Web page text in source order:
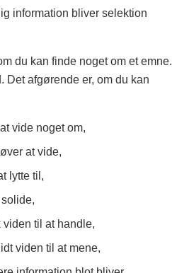
information bliver selektion
du kan finde noget om et emne.
Det afgørende er, om du kan
vide noget om,
at vide,
lytte til,
viden til at handle,
viden til at mene,